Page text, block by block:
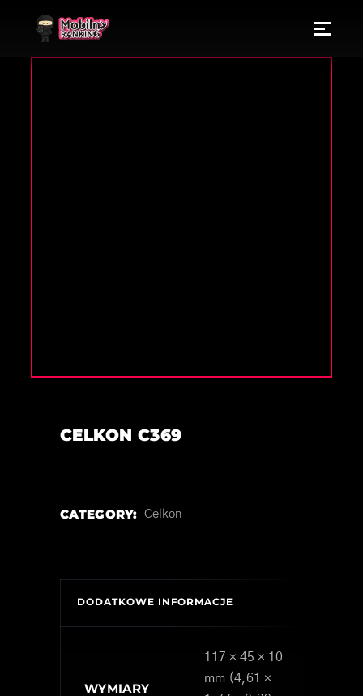
CELKON C369
CATEGORY: Celkon
DODATKOWE INFORMACJE
WYMIARY
117 × 45 × 10
mm (4,61 ×